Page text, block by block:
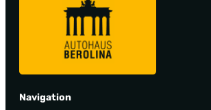
Navigation